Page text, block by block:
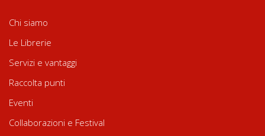
Chi siamo
Le Librerie
Servizi e vantaggi
Raccolta punti
Eventi
Collaborazioni e Festival